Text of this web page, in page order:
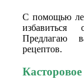
С помощью
избавиться
Предлагаю
рецептов.